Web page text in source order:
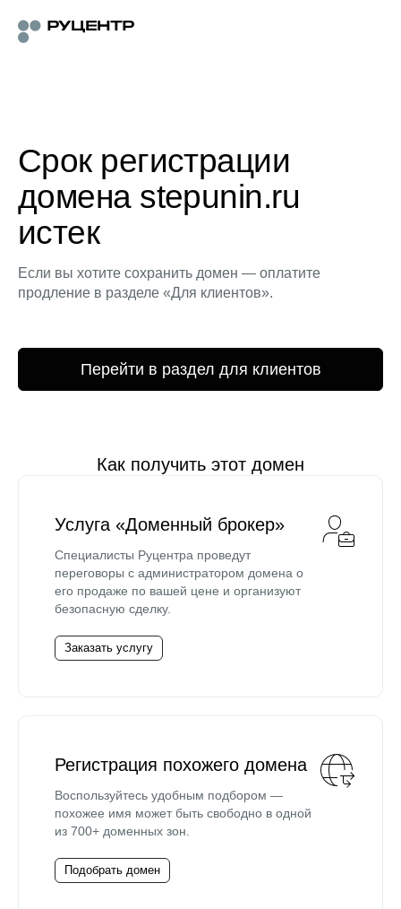
Срок регистрации
домена stepunin.ru
истек
Если вы хотите сохранить домен — оплатите
продление в разделе «Для клиентов».
Перейти в раздел для клиентов
Как получить этот домен
Услуга «Доменный брокер»
Специалисты Руцентра проведут
переговоры с администратором домена о
его продаже по вашей цене и организуют
безопасную сделку.
Заказать услугу
Регистрация похожего домена
Воспользуйтесь удобным подбором —
похожее имя может быть свободно в одной
из 700+ доменных зон.
Подобрать домен